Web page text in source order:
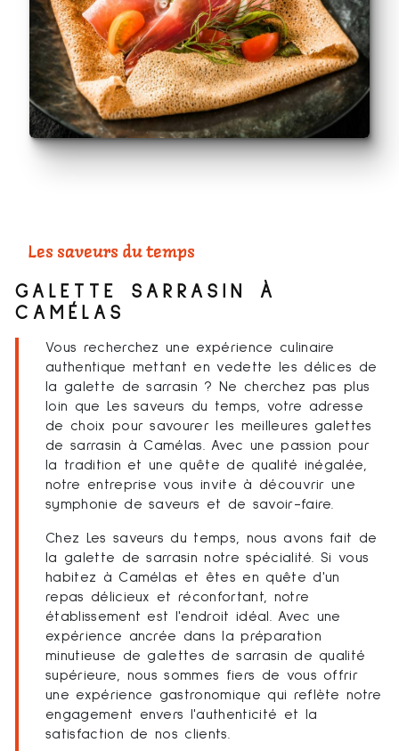
Les saveurs du temps
GALETTE SARRASIN À
CAMÉLAS
Vous recherchez une expérience culinaire
authentique mettant en vedette les délices de
la galette de sarrasin ? Ne cherchez pas plus
loin que Les saveurs du temps, votre adresse
de choix pour savourer les meilleures galettes
de sarrasin à Camélas. Avec une passion pour
la tradition et une quête de qualité inégalée,
notre entreprise vous invite à découvrir une
symphonie de saveurs et de savoir-faire.
Chez Les saveurs du temps, nous avons fait de
la galette de sarrasin notre spécialité. Si vous
habitez à Camélas et êtes en quête d'un
repas délicieux et réconfortant, notre
établissement est l'endroit idéal. Avec une
expérience ancrée dans la préparation
minutieuse de galettes de sarrasin de qualité
supérieure, nous sommes fiers de vous offrir
une expérience gastronomique qui reflète notre
engagement envers l'authenticité et la
satisfaction de nos clients.